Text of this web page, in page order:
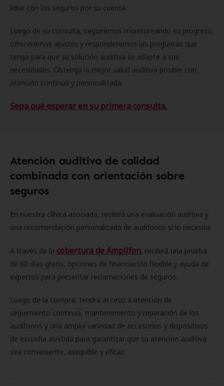
lidiar con los seguros por su cuenta.
Luego de su consulta, seguiremos monitoreando su progreso,
ofreceremos ajustes y responderemos las preguntas que
tenga para que su solución auditiva se adapte a sus
necesidades. Obtenga la mejor salud auditiva posible con
atención continua y personalizada.
Sepa qué esperar en su primera consulta.
Atención auditiva de calidad
combinada con orientación sobre
seguros
En nuestra clínica asociada, recibirá una evaluación auditiva y
una recomendación personalizada de audífonos si lo necesita.
A través de la cobertura de Amplifon, recibirá una prueba
de 60 días gratis, opciones de financiación flexible y ayuda de
expertos para presentar reclamaciones de seguros.
Luego de la compra, tendrá acceso a atención de
seguimiento continua, mantenimiento y reparación de los
audífonos y una amplia variedad de accesorios y dispositivos
de escucha asistida para garantizar que su atención auditiva
sea conveniente, asequible y eficaz.